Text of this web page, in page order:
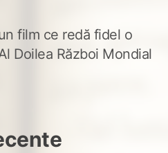
film ce redă fidel o
Doilea Război Mondial